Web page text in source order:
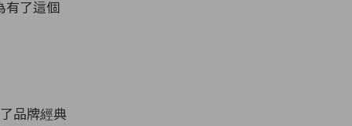
有了這個
品牌經典